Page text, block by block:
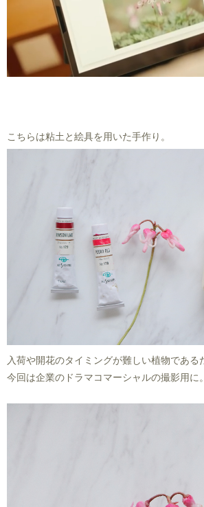
こちらは粘土と絵具を用いた手作り。
入荷や開花のタイミングが難しい植物である
今回は企業のドラマコマーシャルの撮影用に。